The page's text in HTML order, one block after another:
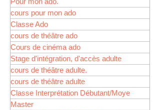
cours pour mon ado
Classe Ado
cours de théâtre ado
Cours de cinéma ado
Stage d'intégration, d'accès adulte
cours de théâtre adulte.
cours de théâtre adulte
Classe Interprétation Débutant/Moye
Master